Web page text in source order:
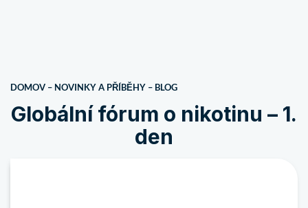
DOMOV – NOVINKY A PŘÍBĚHY – BLOG
Globální fórum o nikotinu – 1.
den